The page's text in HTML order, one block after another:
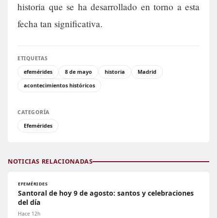
historia que se ha desarrollado en torno a esta
fecha tan significativa.
ETIQUETAS
efemérides
8 de mayo historia
Madrid
acontecimientos históricos
CATEGORÍA
Efemérides
NOTICIAS RELACIONADAS
EFEMÉRIDES
Santoral de hoy 9 de agosto: santos y celebraciones
del día
Hace 12h